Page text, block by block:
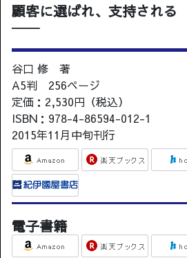
顧客に選ばれ、支持される
──
谷口 修 著
A5判 256ページ
定価：2,530円（税込）
ISBN：978-4-86594-012-1
2015年11月中旬刊行
電子書籍